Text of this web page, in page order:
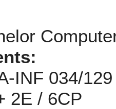
INF 034/129
2E / 6CP